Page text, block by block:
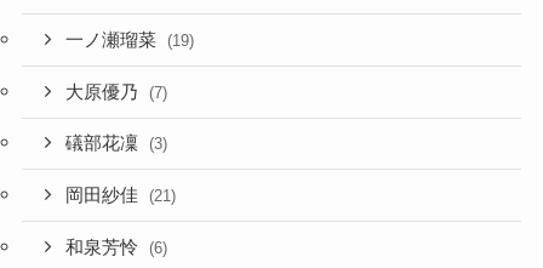
一ノ瀬瑠菜 (19)
大原優乃 (7)
礒部花凜 (3)
岡田紗佳 (21)
和泉芳怜 (6)